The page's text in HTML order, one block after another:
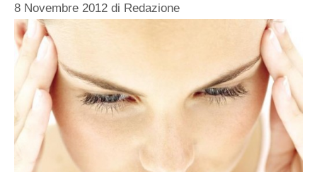
8 Novembre 2012 di Redazione